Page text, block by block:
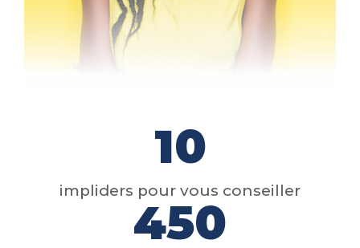
10
impliders pour vous conseiller
450